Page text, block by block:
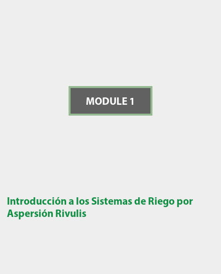
MODULE 1
Introducción a los Sistemas de Riego por
Aspersión Rivulis